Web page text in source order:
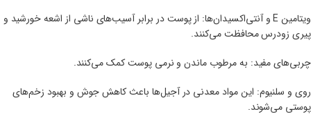
ویتامین E و آنتی‌اکسیدان‌ها: از پوست در برابر آسیب‌های ناشی از اشعه خورشید و
پیری زودرس محافظت می‌کنند.
چربی‌های مفید: به مرطوب ماندن و نرمی پوست کمک می‌کنند.
روی و سلنیوم: این مواد معدنی در آجیل‌ها باعث کاهش جوش و بهبود زخم‌های
پوستی می‌شوند.